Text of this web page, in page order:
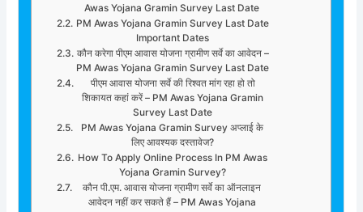
Awas Yojana Gramin Survey Last Date
PM Awas Yojana Gramin Survey Last Date
Important Dates
कौन करेगा पीएम आवास योजना ग्रामीण सर्वे का आवेदन –
PM Awas Yojana Gramin Survey Last Date
पीएम आवास योजना सर्वे की रिश्वत मांग रहा हो तो
शिकायत कहां करें – PM Awas Yojana Gramin
Survey Last Date
PM Awas Yojana Gramin Survey अप्लाई के
लिए आवश्यक दस्तावेज?
How To Apply Online Process In PM Awas
Yojana Gramin Survey?
कौन पी.एम. आवास योजना ग्रामीण सर्वे का ऑनलाइन
आवेदन नहीं कर सकते हैं – PM Awas Yojana